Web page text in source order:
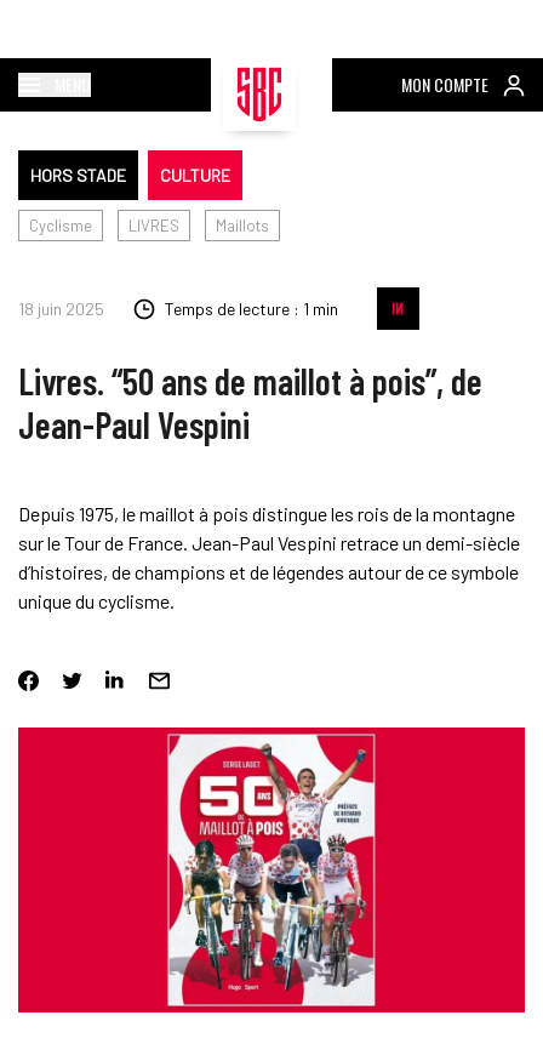
MON COMPTE
HORS STADE CULTURE
Cyclisme LIVRES Maillots
18 juin 2025 Temps de lecture : 1 min
Livres. “50 ans de maillot à pois”, de
Jean-Paul Vespini
Depuis 1975, le maillot à pois distingue les rois de la montagne
sur le Tour de France. Jean-Paul Vespini retrace un demi-siècle
d’histoires, de champions et de légendes autour de ce symbole
unique du cyclisme.